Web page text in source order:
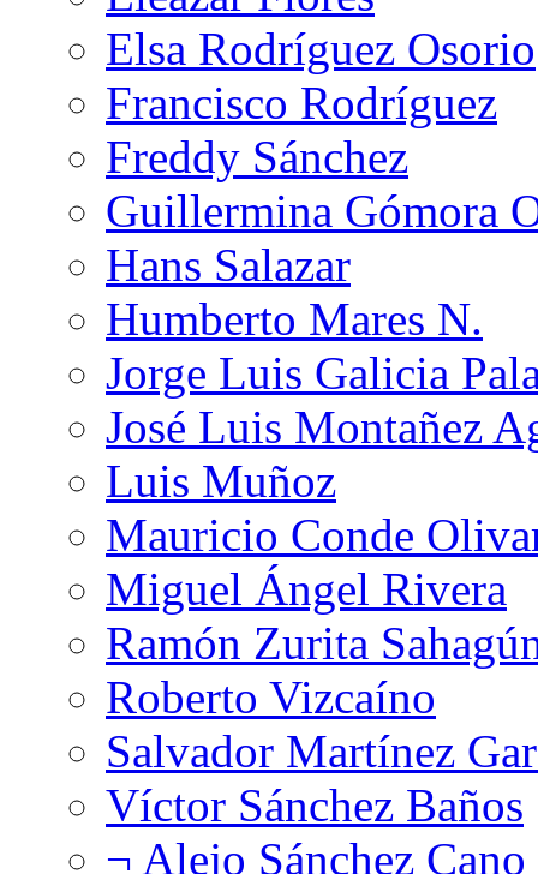
Elsa Rodríguez Osorio
Francisco Rodríguez
Freddy Sánchez
Guillermina Gómora
Hans Salazar
Humberto Mares N.
Jorge Luis Galicia
José Luis Montañez
Luis Muñoz
Mauricio Conde
Miguel Ángel Rivera
Ramón Zurita
Roberto Vizcaíno
Salvador Martínez
Víctor Sánchez Baños
¬ Alejo Sánchez Cano